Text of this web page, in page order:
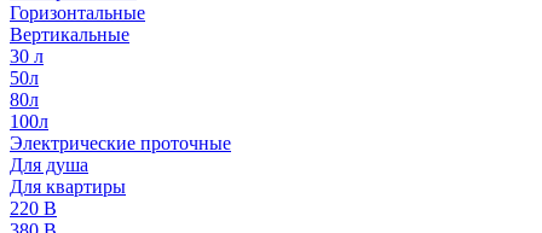
Горизонтальные
Вертикальные
30 л
50л
80л
100л
Электрические проточные
Для душа
Для квартиры
220 В